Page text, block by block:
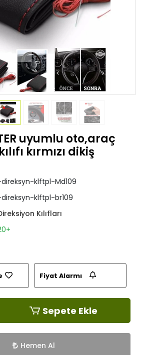
uyumlu oto,araç
kırmızı dikiş
klftpl-Md109
klftpl-br109
Kılıfları
Fiyat Alarmı
Sepete Ekle
Hemen Al